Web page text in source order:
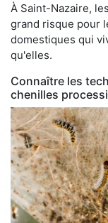
À Saint-Nazaire,
grand risque pour
domestiques qui
qu'elles.
Connaître les
chenilles